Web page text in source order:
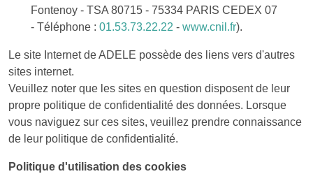
Fontenoy - TSA 80715 - 75334 PARIS CEDEX 07
- Téléphone : 01.53.73.22.22 - www.cnil.fr).
Le site Internet de ADELE possède des liens vers d'autres
sites internet.
Veuillez noter que les sites en question disposent de leur
propre politique de confidentialité des données. Lorsque
vous naviguez sur ces sites, veuillez prendre connaissance
de leur politique de confidentialité.
Politique d'utilisation des cookies